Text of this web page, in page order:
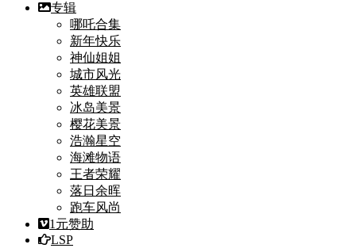
专辑
哪吒合集
新年快乐
神仙姐姐
城市风光
英雄联盟
冰岛美景
樱花美景
浩瀚星空
海滩物语
王者荣耀
落日余晖
跑车风尚
1元赞助
LSP